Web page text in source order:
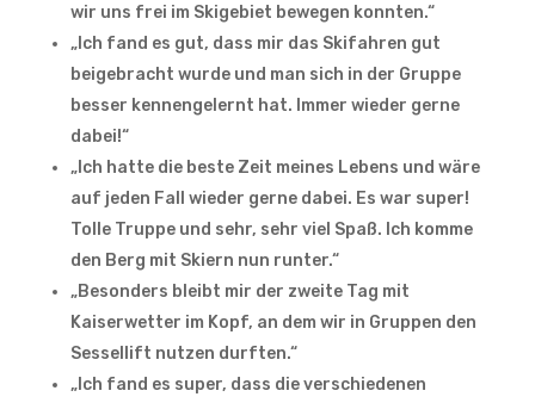
wir uns frei im Skigebiet bewegen konnten.“
„Ich fand es gut, dass mir das Skifahren gut
beigebracht wurde und man sich in der Gruppe
besser kennengelernt hat. Immer wieder gerne
dabei!“
„Ich hatte die beste Zeit meines Lebens und wäre
auf jeden Fall wieder gerne dabei. Es war super!
Tolle Truppe und sehr, sehr viel Spaß. Ich komme
den Berg mit Skiern nun runter.“
„Besonders bleibt mir der zweite Tag mit
Kaiserwetter im Kopf, an dem wir in Gruppen den
Sessellift nutzen durften.“
„Ich fand es super, dass die verschiedenen